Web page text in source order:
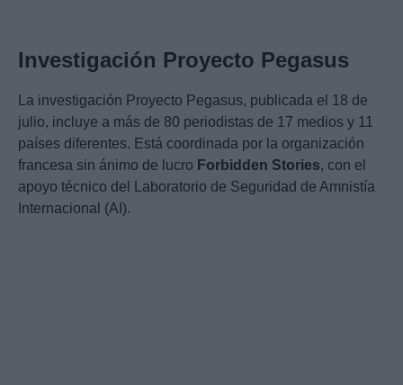
Investigación Proyecto Pegasus
La investigación Proyecto Pegasus, publicada el 18 de
julio, incluye a más de 80 periodistas de 17 medios y 11
países diferentes. Está coordinada por la organización
francesa sin ánimo de lucro Forbidden Stories, con el
apoyo técnico del Laboratorio de Seguridad de Amnistía
Internacional (AI).